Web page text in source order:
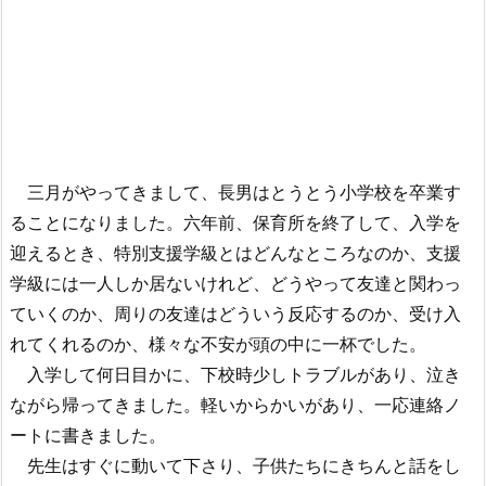
三月がやってきまして、長男はとうとう小学校を卒業す
ることになりました。六年前、保育所を終了して、入学を
迎えるとき、特別支援学級とはどんなところなのか、支援
学級には一人しか居ないけれど、どうやって友達と関わっ
ていくのか、周りの友達はどういう反応するのか、受け入
れてくれるのか、様々な不安が頭の中に一杯でした。
入学して何日目かに、下校時少しトラブルがあり、泣き
ながら帰ってきました。軽いからかいがあり、一応連絡ノ
ートに書きました。
先生はすぐに動いて下さり、子供たちにきちんと話をし